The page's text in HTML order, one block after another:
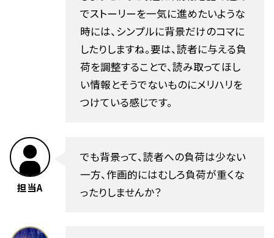
でストーリーを一気に進めたいような
時には、シンプルに背景だけのコマに
したりしますね。要は、読者に与える負
荷を調整することで、読み取ってほし
い情報とそうでないものにメリハリを
つけている感じです。
担当A
でも背景って、読者への負荷は少ない
一方、作画的にはむしろ負荷が重くな
ったりしませんか？